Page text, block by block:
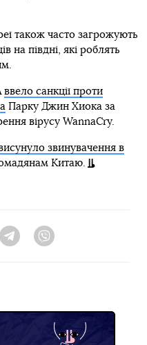
також часто загрожують
на півдні, які роблять
ввело санкції проти
Парку Джин Хиока за
вірусу WannaCry.
звинувачення в
Китаю.
Telegram